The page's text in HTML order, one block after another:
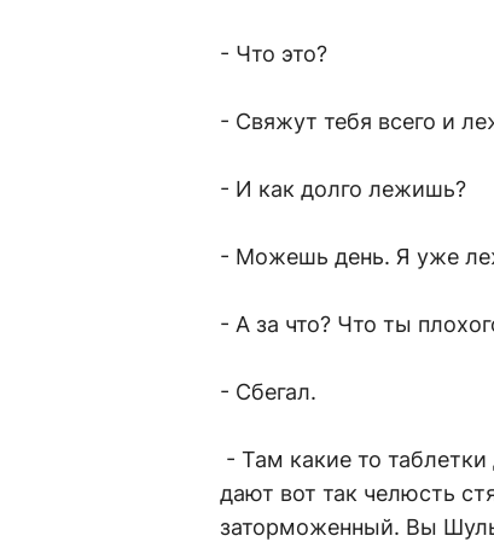
- Что это?
- Свяжут тебя всего и
- И как долго лежишь?
- Можешь день. Я уже
- А за что? Что ты
- Сбегал.
- Там какие то таблетки
дают вот так челюсть
заторможенный. Вы